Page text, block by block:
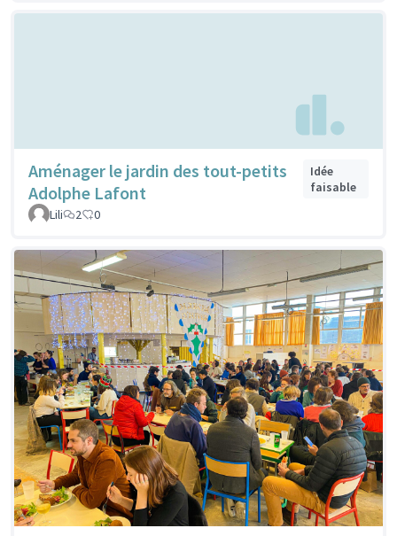
Aménager le jardin des tout-petits
Adolphe Lafont
Idée
faisable
Lili
2 0